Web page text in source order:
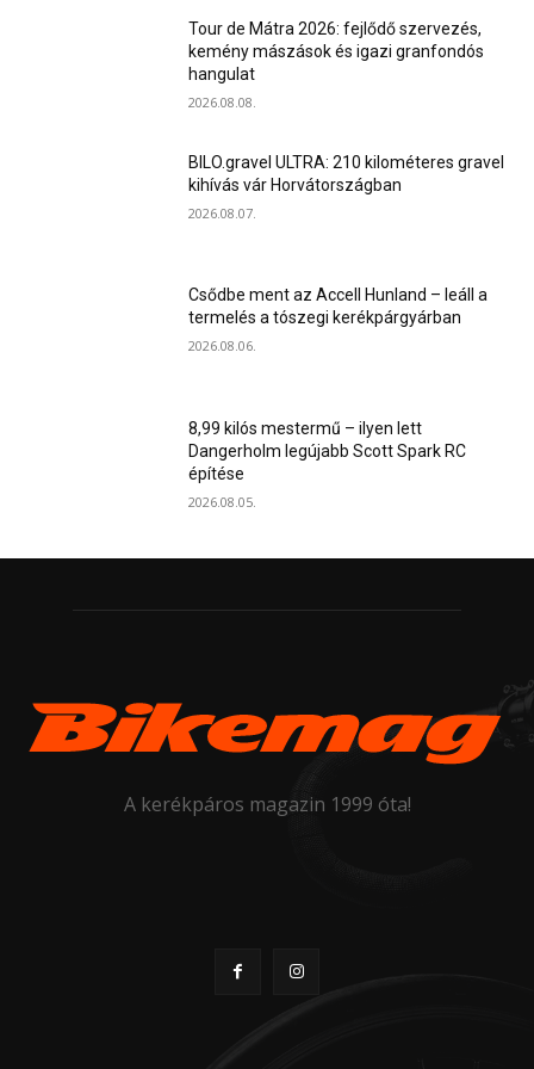
Tour de Mátra 2026: fejlődő szervezés,
kemény mászások és igazi granfondós
hangulat
2026.08.08.
BILO.gravel ULTRA: 210 kilométeres gravel
kihívás vár Horvátországban
2026.08.07.
Csődbe ment az Accell Hunland – leáll a
termelés a tószegi kerékpárgyárban
2026.08.06.
8,99 kilós mestermű – ilyen lett
Dangerholm legújabb Scott Spark RC
építése
2026.08.05.
A kerékpáros magazin 1999 óta!